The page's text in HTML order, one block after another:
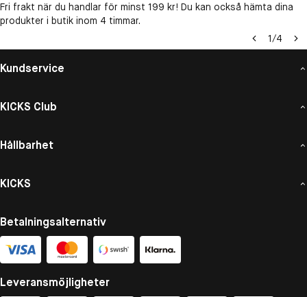
Fri frakt när du handlar för minst 199 kr! Du kan också hämta dina
produkter i butik inom 4 timmar.
1/4
Kundservice
KICKS Club
Hållbarhet
KICKS
Betalningsalternativ
Leveransmöjligheter